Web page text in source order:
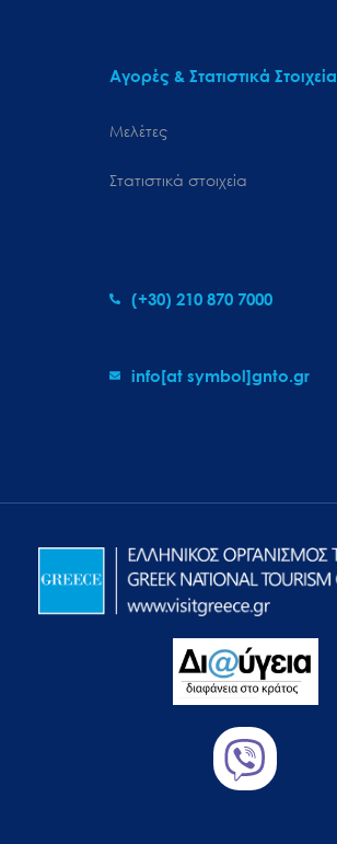
Αγορές & Στατιστικά Στοιχεία
Μελέτες
Στατιστικά στοιχεία
(+30) 210 870 7000
info[at symbol]gnto.gr